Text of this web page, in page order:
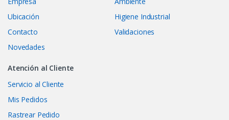
Ubicación
Contacto
Novedades
Higiene Industrial
Validaciones
Atención al Cliente
Servicio al Cliente
Mis Pedidos
Rastrear Pedido